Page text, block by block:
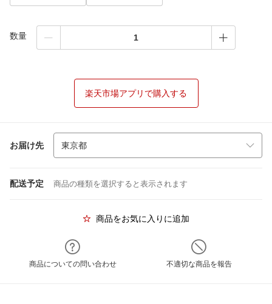
数量
楽天市場アプリで購入する
お届け先
配送予定 商品の種類を選択すると表示されます
商品をお気に入りに追加
商品についての問い合わせ 不適切な商品を報告